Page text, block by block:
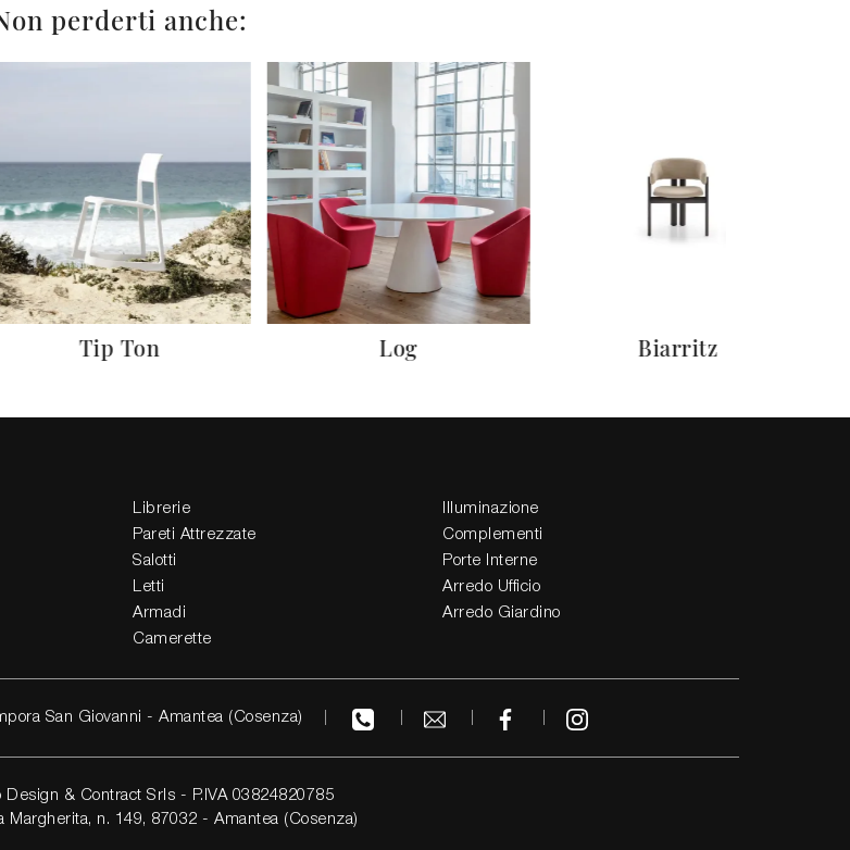
perderti anche:
Tip Ton Log Biarritz
Librerie
Pareti Attrezzate
Salotti
Letti
Armadi
Camerette
Illuminazione
Complementi
Porte Interne
Arredo Ufficio
Arredo Giardino
San Giovanni - Amantea (Cosenza)
& Contract Srls - P.IVA 03824820785
Margherita, n. 149, 87032 - Amantea (Cosenza)